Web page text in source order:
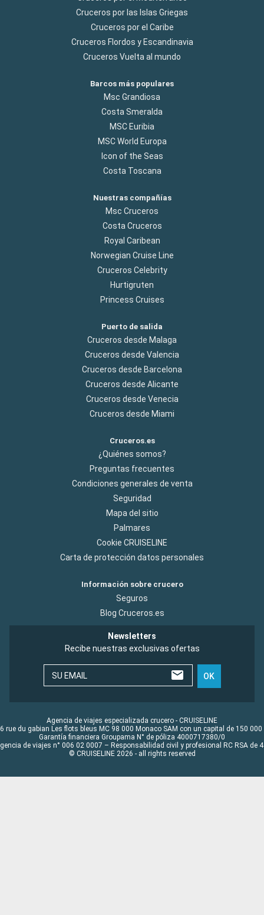
Cruceros por las Islas Griegas
Cruceros por el Caribe
Cruceros Flordos y Escandinavia
Cruceros Vuelta al mundo
Barcos más populares
Msc Grandiosa
Costa Smeralda
MSC Euribia
MSC World Europa
Icon of the Seas
Costa Toscana
Nuestras compañías
Msc Cruceros
Costa Cruceros
Royal Caribean
Norwegian Cruise Line
Cruceros Celebrity
Hurtigruten
Princess Cruises
Puerto de salida
Cruceros desde Malaga
Cruceros desde Valencia
Cruceros desde Barcelona
Cruceros desde Alicante
Cruceros desde Venecia
Cruceros desde Miami
Cruceros.es
¿Quiénes somos?
Preguntas frecuentes
Condiciones generales de venta
Seguridad
Mapa del sitio
Palmares
Cookie CRUISELINE
Carta de protección datos personales
Información sobre crucero
Seguros
Blog Cruceros.es
Newsletters
Recibe nuestras exclusivas ofertas
SU EMAIL OK
Agencia de viajes especializada crucero - CRUISELINE
rue du gabian Les flots bleus MC 98 000 Monaco SAM con un capital de 150 000
Garantía financiera Groupama N° de póliza 4000717380/0
de viajes n° 006 02 0007 – Responsabilidad civil y profesional RC RSA de
© CRUISELINE 2026 - all rights reserved